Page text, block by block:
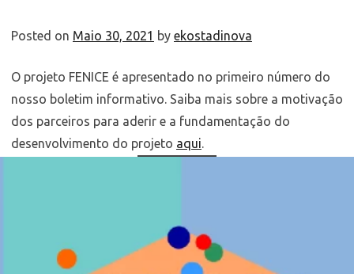
Posted on Maio 30, 2021 by ekostadinova
O projeto FENICE é apresentado no primeiro número do
nosso boletim informativo. Saiba mais sobre a motivação
dos parceiros para aderir e a fundamentação do
desenvolvimento do projeto aqui